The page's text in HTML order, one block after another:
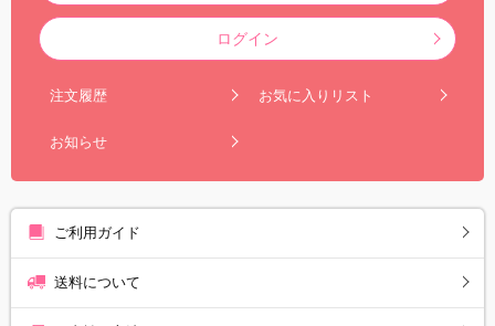
ログイン
注文履歴 お気に入りリスト
お知らせ
ご利用ガイド
送料について